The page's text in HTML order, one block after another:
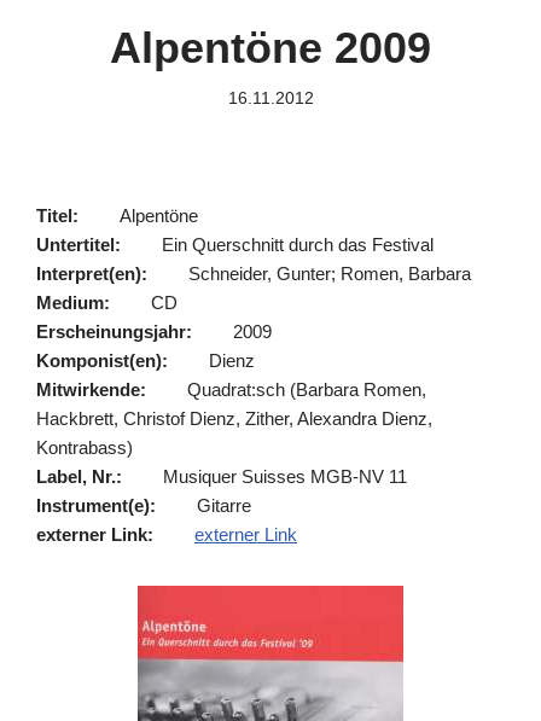
Alpentöne 2009
16.11.2012
Titel:
Alpentöne
Untertitel:
Ein Querschnitt durch das Festival
Interpret(en):
Schneider, Gunter; Romen, Barbara
Medium:
CD
Erscheinungsjahr:
2009
Komponist(en):
Dienz
Mitwirkende:
Quadrat:sch (Barbara Romen,
Hackbrett, Christof Dienz, Zither, Alexandra Dienz,
Kontrabass)
Label, Nr.:
Musiquer Suisses MGB-NV 11
Instrument(e):
Gitarre
externer Link:
externer Link